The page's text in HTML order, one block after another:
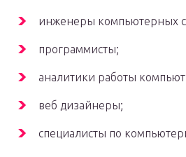
инженеры компьютерных
программисты;
аналитики работы
веб дизайнеры;
специалисты по